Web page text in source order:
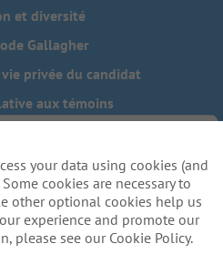
et diversité
Gallagher
privée du candidat
aux témoins
raisonnables pour
processus de candidature, y
site web? Envoyez-nous un
your data using cookies (and
cookies are necessary to
other optional cookies help us
experience and promote our
please see our Cookie Policy.